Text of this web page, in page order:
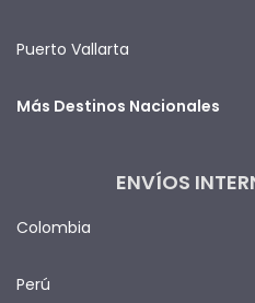
Puerto Vallarta
Más Destinos Nacionales
ENVÍOS
Colombia
Perú